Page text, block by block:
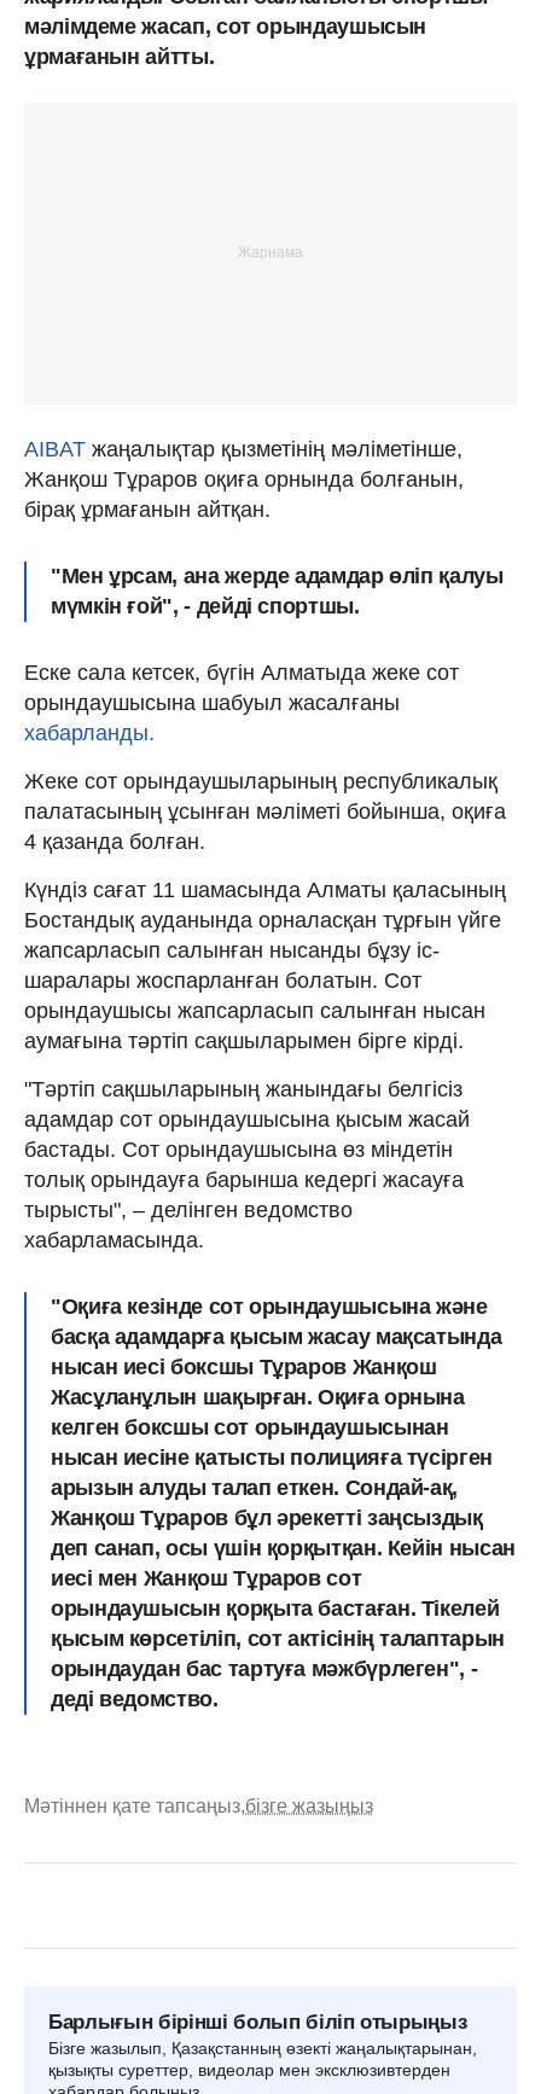
мәлімдеме жасап, сот орындаушысын
ұрмағанын айтты.
AIBAT жаңалықтар қызметінің мәліметінше,
Жанқош Тұраров оқиға орнында болғанын,
бірақ ұрмағанын айтқан.
"Мен ұрсам, ана жерде адамдар өліп қалуы
мүмкін ғой", - дейді спортшы.
Еске сала кетсек, бүгін Алматыда жеке сот
орындаушысына шабуыл жасалғаны
хабарланды.
Жеке сот орындаушыларының республикалық
палатасының ұсынған мәліметі бойынша, оқиға
4 қазанда болған.
Күндіз сағат 11 шамасында Алматы қаласының
Бостандық ауданында орналасқан тұрғын үйге
жапсарласып салынған нысанды бұзу іс-
шаралары жоспарланған болатын. Сот
орындаушысы жапсарласып салынған нысан
аумағына тәртіп сақшыларымен бірге кірді.
"Тәртіп сақшыларының жанындағы белгісіз
адамдар сот орындаушысына қысым жасай
бастады. Сот орындаушысына өз міндетін
толық орындауға барынша кедергі жасауға
тырысты", – делінген ведомство
хабарламасында.
"Оқиға кезінде сот орындаушысына және
басқа адамдарға қысым жасау мақсатында
нысан иесі боксшы Тұраров Жанқош
Жасұланұлын шақырған. Оқиға орнына
келген боксшы сот орындаушысынан
нысан иесіне қатысты полицияға түсірген
арызын алуды талап еткен. Сондай-ақ,
Жанқош Тұраров бұл әрекетті заңсыздық
деп санап, осы үшін қорқытқан. Кейін нысан
иесі мен Жанқош Тұраров сот
орындаушысын қорқыта бастаған. Тікелей
қысым көрсетіліп, сот актісінің талаптарын
орындаудан бас тартуға мәжбүрлеген", -
деді ведомство.
Мәтіннен қате тапсаңыз,бізге жазыңыз
Барлығын бірінші болып біліп отырыңыз
Бізге жазылып, Қазақстанның өзекті жаңалықтарынан,
қызықты суреттер, видеолар мен эксклюзивтерден